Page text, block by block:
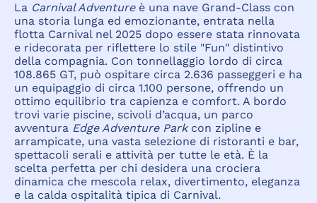
La Carnival Adventureè una nave Grand-Class con
una storia lunga ed emozionante, entrata nella
flotta Carnival nel 2025 dopo essere stata rinnovata
e ridecorata per riflettere lo stile "Fun" distintivo
della compagnia. Con tonnellaggio lordo di circa
108.865 GT, può ospitare circa 2.636 passeggeri e ha
un equipaggio di circa 1.100 persone, offrendo un
ottimo equilibrio tra capienza e comfort. A bordo
trovi varie piscine, scivoli d’acqua, un parco
avventura Edge Adventure Parkcon zipline e
arrampicate, una vasta selezione di ristoranti e bar,
spettacoli serali e attività per tutte le età. È la
scelta perfetta per chi desidera una crociera
dinamica che mescola relax, divertimento, eleganza
e la calda ospitalità tipica di Carnival.